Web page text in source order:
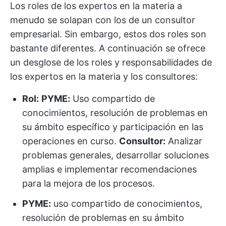
Los roles de los expertos en la materia a
menudo se solapan con los de un consultor
empresarial. Sin embargo, estos dos roles son
bastante diferentes. A continuación se ofrece
un desglose de los roles y responsabilidades de
los expertos en la materia y los consultores:
Rol: PYME: Uso compartido de
conocimientos, resolución de problemas en
su ámbito específico y participación en las
operaciones en curso. Consultor: Analizar
problemas generales, desarrollar soluciones
amplias e implementar recomendaciones
para la mejora de los procesos.
PYME: uso compartido de conocimientos,
resolución de problemas en su ámbito